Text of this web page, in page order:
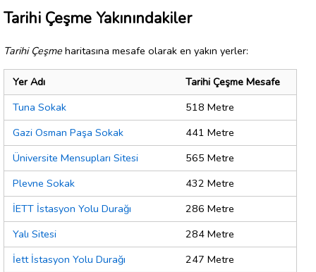
Tarihi Çeşme Yakınındakiler
Tarihi Çeşme haritasına mesafe olarak en yakın yerler:
Yer Adı
Tarihi Çeşme Mesafe
Tuna Sokak
518 Metre
Gazi Osman Paşa Sokak
441 Metre
Üniversite Mensupları Sitesi
565 Metre
Plevne Sokak
432 Metre
İETT İstasyon Yolu Durağı
286 Metre
Yalı Sitesi
284 Metre
İett İstasyon Yolu Durağı
247 Metre